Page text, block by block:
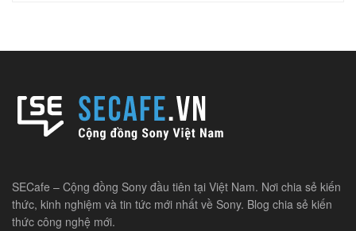
SECafe – Cộng đồng Sony đầu tiên tại Việt Nam. Nơi chia sẻ kiến
thức, kinh nghiệm và tin tức mới nhất về Sony. Blog chia sẻ kiến
thức công nghệ mới.